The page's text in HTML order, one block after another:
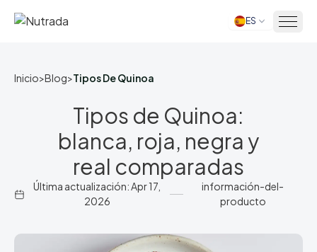
Inicio ES
Inicio>Blog>Tipos De Quinoa
Tipos de Quinoa:
blanca, roja, negra y
real comparadas
Última actualización: Apr 17,
2026
información-del-
producto